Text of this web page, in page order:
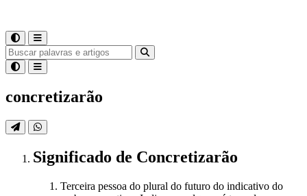
concretizarão
Significado de Concretizarão
Terceira pessoa do plural do futuro do indicativo do